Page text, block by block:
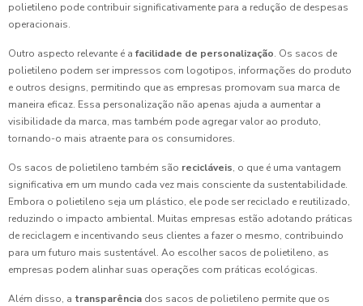
polietileno pode contribuir significativamente para a redução de despesas
operacionais.
Outro aspecto relevante é a facilidade de personalização. Os sacos de
polietileno podem ser impressos com logotipos, informações do produto
e outros designs, permitindo que as empresas promovam sua marca de
maneira eficaz. Essa personalização não apenas ajuda a aumentar a
visibilidade da marca, mas também pode agregar valor ao produto,
tornando-o mais atraente para os consumidores.
Os sacos de polietileno também são recicláveis, o que é uma vantagem
significativa em um mundo cada vez mais consciente da sustentabilidade.
Embora o polietileno seja um plástico, ele pode ser reciclado e reutilizado,
reduzindo o impacto ambiental. Muitas empresas estão adotando práticas
de reciclagem e incentivando seus clientes a fazer o mesmo, contribuindo
para um futuro mais sustentável. Ao escolher sacos de polietileno, as
empresas podem alinhar suas operações com práticas ecológicas.
Além disso, a transparência dos sacos de polietileno permite que os